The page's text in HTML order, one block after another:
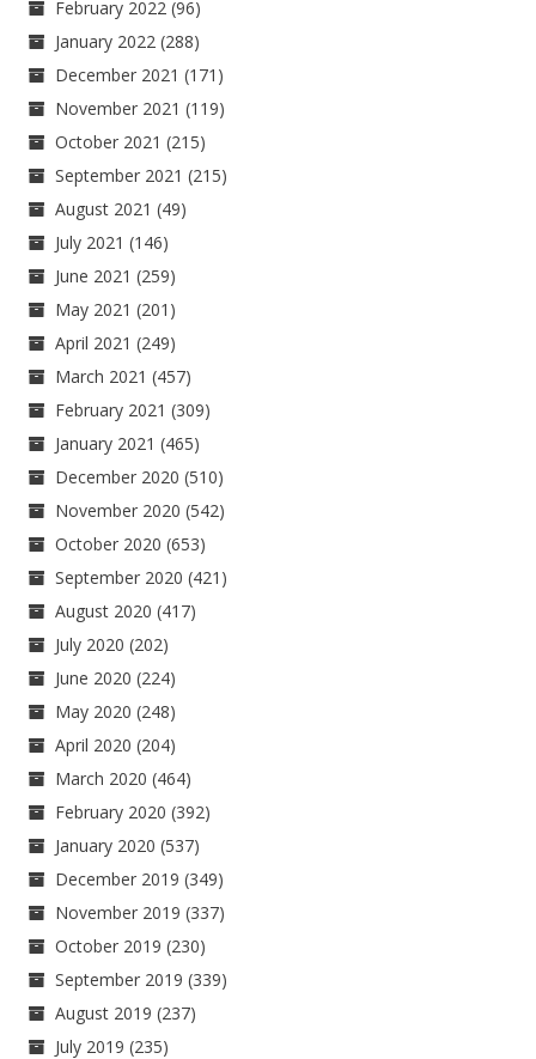
February 2022 (96)
January 2022 (288)
December 2021 (171)
November 2021 (119)
October 2021 (215)
September 2021 (215)
August 2021 (49)
July 2021 (146)
June 2021 (259)
May 2021 (201)
April 2021 (249)
March 2021 (457)
February 2021 (309)
January 2021 (465)
December 2020 (510)
November 2020 (542)
October 2020 (653)
September 2020 (421)
August 2020 (417)
July 2020 (202)
June 2020 (224)
May 2020 (248)
April 2020 (204)
March 2020 (464)
February 2020 (392)
January 2020 (537)
December 2019 (349)
November 2019 (337)
October 2019 (230)
September 2019 (339)
August 2019 (237)
July 2019 (235)